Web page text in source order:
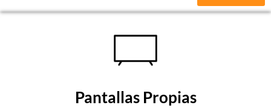
Pantallas Propias